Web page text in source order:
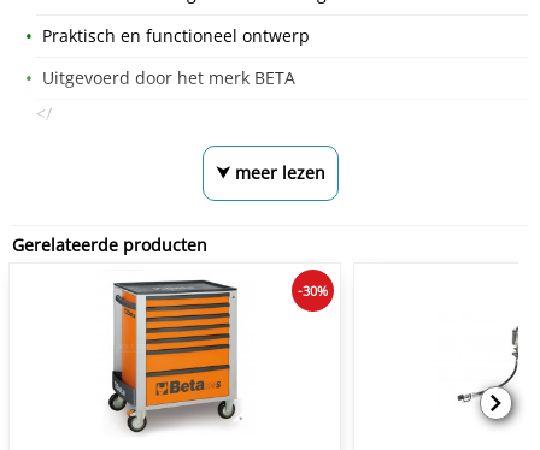
Praktisch en functioneel ontwerp
Uitgevoerd door het merk BETA
</
⮟ meer lezen
Gerelateerde producten
-30%